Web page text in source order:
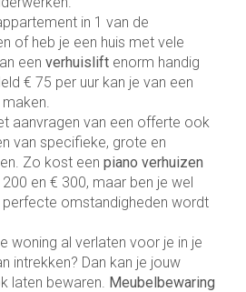
in 1 van de
of heb je een huis met vele
een verhuislift enorm handig
€ 75 per uur kan je van een
aanvragen van een offerte ook
van specifieke, grote en
Zo kost een piano verhuizen
en € 300, maar ben je wel
perfecte omstandigheden wordt
woning al verlaten voor je in je
intrekken? Dan kan je jouw
laten bewaren. Meubelbewaring